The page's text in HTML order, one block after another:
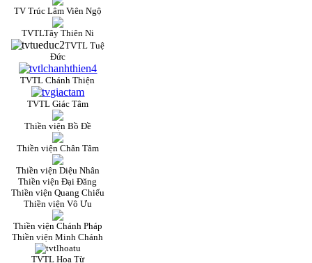
TV Trúc Lâm Viên Ngộ
TVTLTây Thiên Ni
TVTL Tuệ
Đức
TVTL Chánh Thiện
TVTL Giác Tâm
Thiền viện Bồ Đề
Thiền viện Chân Tâm
Thiền viện Diệu Nhân
Thiền viện Đại Đăng
Thiền viện Quang Chiếu
Thiền viện Vô Ưu
Thiền viện Chánh Pháp
Thiền viện Minh Chánh
TVTL Hoa Từ